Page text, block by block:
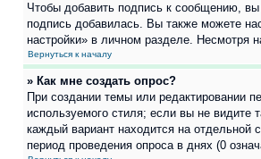
Чтобы добавить подпись к сообщению,
подпись добавилась. Вы также можете
настройки» в личном разделе. Несмотря
Вернуться к началу
» Как мне создать опрос?
При создании темы или редактировании
используемого стиля; если вы не видите
каждый вариант находится на отдельной
период проведения опроса в днях (0